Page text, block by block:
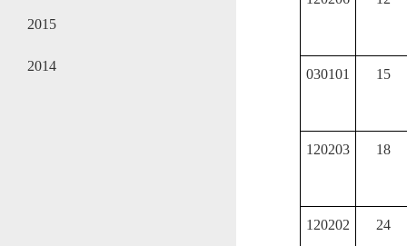
2015
2014
030101 15
120203 18
120202 24